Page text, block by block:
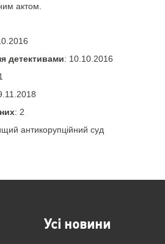
актом.
детективами: 10.10.2016
: 2
антикорупційний суд
Усі новини